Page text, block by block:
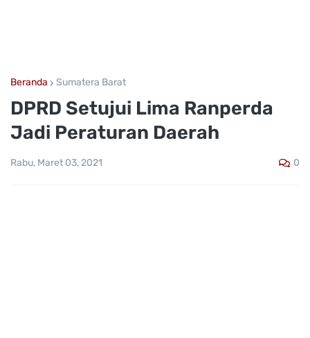
Beranda Sumatera Barat
DPRD Setujui Lima Ranperda
Jadi Peraturan Daerah
Rabu, Maret 03, 2021 0